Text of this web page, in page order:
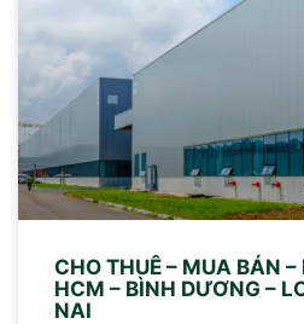
CHO THUÊ – MUA BÁN
HCM – BÌNH DƯƠNG –
NAI